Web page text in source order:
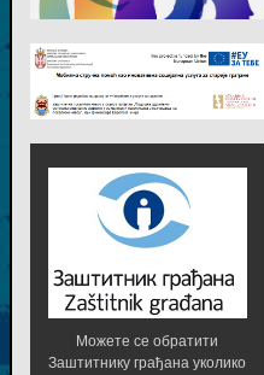
Можете се обратити
Заштитнику грађана уколико